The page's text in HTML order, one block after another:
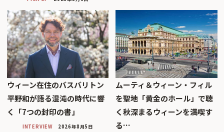
ウィーン在住のバスバリトン
平野和が語る混沌の時代に響
く「7つの封印の書」
INTERVIEW 2026年8月5日
ムーティ＆ウィーン・フィル
を聖地「黄金のホール」で聴
く秋深まるウィーンを満喫す
る…